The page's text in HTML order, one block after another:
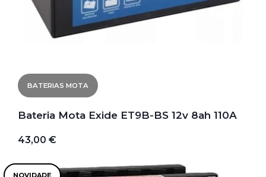
BATERIAS MOTA
Bateria Mota Exide ET9B-BS 12v 8ah 110A
43,00 €
NOVIDADE